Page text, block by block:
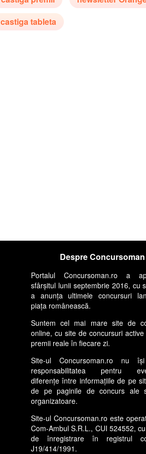
castiga tableta
Despre Concursoman
Portalul Concursoman.ro a
sfârșitul lunii septembrie 2016, cu
a anunța ultimele concursuri
piața românească.
Suntem cel mai mare site de
online, cu site de concursuri
premii reale în fiecare zi.
Site-ul Concursoman.ro nu
responsabilitatea pentru
diferențe între informațiile de pe
de pe paginile de concurs ale
organizatoare.
Site-ul Concursoman.ro este
Com-Ambul S.R.L., CUI 524552,
de înregistrare în registrul
J19/414/1991.